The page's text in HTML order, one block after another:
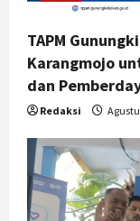
TAPM
Karangmojo
dan
Redaksi